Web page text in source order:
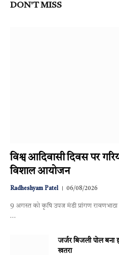
DON'T MISS
विश्व आदिवासी दिवस पर
विशाल आयोजन
Radheshyam Patel 06/08/2026
9 अगस्त को कृषि उपज मंडी प्रांगण
…
जर्जर बिजली पोल बना
खतरा